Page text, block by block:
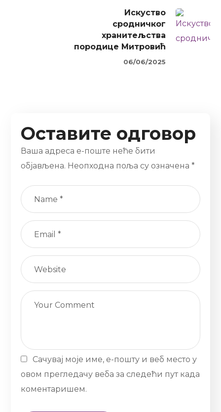
Искуство
сродничког
хранитељства
породице Митровић
06/06/2025
Оставите одговор
Ваша адреса е-поште неће бити
објављена. Неопходна поља су означена*
Сачувај моје име, е-пошту и веб место у
овом прегледачу веба за следећи пут када
коментаришем.